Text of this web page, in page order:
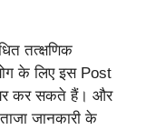
तत्क्षणिक
के लिए इस Post
कर सकते हैं। और
जानकारी के